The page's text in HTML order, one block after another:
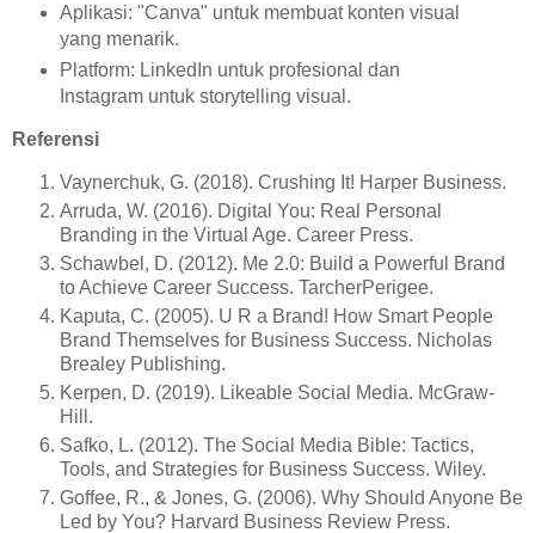
Aplikasi: "Canva" untuk membuat konten visual
yang menarik.
Platform: LinkedIn untuk profesional dan
Instagram untuk storytelling visual.
Referensi
Vaynerchuk, G. (2018). Crushing It! Harper Business.
Arruda, W. (2016). Digital You: Real Personal
Branding in the Virtual Age. Career Press.
Schawbel, D. (2012). Me 2.0: Build a Powerful Brand
to Achieve Career Success. TarcherPerigee.
Kaputa, C. (2005). U R a Brand! How Smart People
Brand Themselves for Business Success. Nicholas
Brealey Publishing.
Kerpen, D. (2019). Likeable Social Media. McGraw-
Hill.
Safko, L. (2012). The Social Media Bible: Tactics,
Tools, and Strategies for Business Success. Wiley.
Goffee, R., & Jones, G. (2006). Why Should Anyone Be
Led by You? Harvard Business Review Press.